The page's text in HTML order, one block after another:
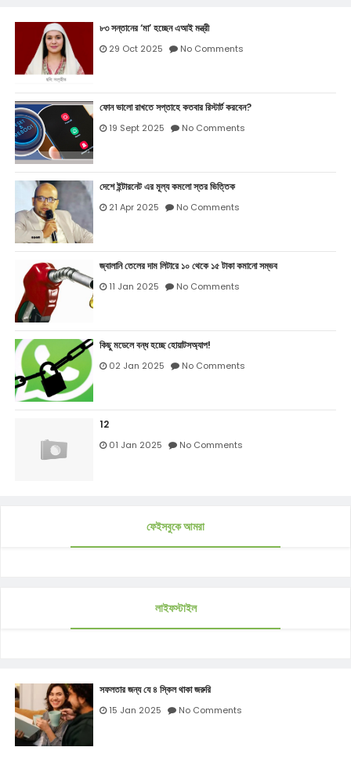
৮৩ সন্তানের ‘মা’ হচ্ছেন এআই মন্ত্রী
29 Oct 2025 No Comments
ফোন ভালো রাখতে সপ্তাহে কতবার রিস্টার্ট করবেন?
19 Sept 2025 No Comments
দেশে ইন্টারনেট এর মূল্য কমলো স্তর ভিত্তিক
21 Apr 2025 No Comments
জ্বালানি তেলের দাম লিটারে ১০ থেকে ১৫ টাকা কমানো সম্ভব
11 Jan 2025 No Comments
কিছু মডেলে বন্ধ হচ্ছে হোয়াটসঅ্যাপ!
02 Jan 2025 No Comments
12
01 Jan 2025 No Comments
ফেইসবুকে আমরা
লাইফস্টাইল
সফলতার জন্য যে ৪ স্কিল থাকা জরুরি
15 Jan 2025 No Comments